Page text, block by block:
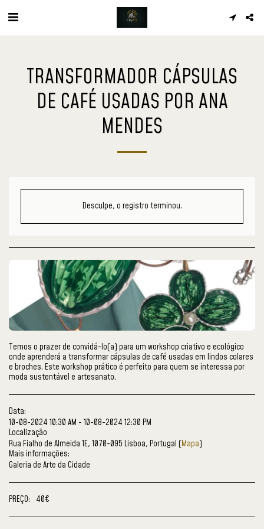
TRANSFORMADOR CÁPSULAS
DE CAFÉ USADAS POR ANA
MENDES
Desculpe, o registro terminou.
Temos o prazer de convidá-lo(a) para um workshop criativo e ecológico
onde aprenderá a transformar cápsulas de café usadas em lindos colares
e broches. Este workshop prático é perfeito para quem se interessa por
moda sustentável e artesanato.
Data:
10-08-2024 10:30 AM - 10-08-2024 12:30 PM
Localização
Rua Fialho de Almeida 1E, 1070-095 Lisboa, Portugal (Mapa)
Mais informações:
Galeria de Arte da Cidade
PREÇO: 40€